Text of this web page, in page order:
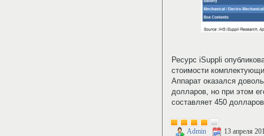
Ресурс iSuppli
стоимости
Аппарат оказался
долларов, но при этом
составляет 450
Admin 13 апреля